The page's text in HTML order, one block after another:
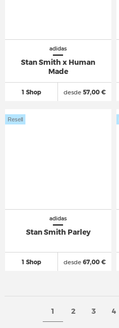
adidas
Stan Smith x Human
Made
1 Shop desde57,00 €
adidas
Stan Smith Parley
1 Shop
Resell
desde67,00 €
1 2 3 4